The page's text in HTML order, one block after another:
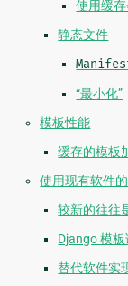
使用缓
静态文件
“最小化”
模板性能
缓存的模板
使用现有软件
较新的往往
Django 模
替代软件实